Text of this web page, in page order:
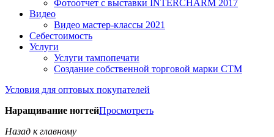
Фотоотчет с выставки INTERCHARM 2017
Видео
Видео мастер-классы 2021
Себестоимость
Услуги
Услуги тампопечати
Создание собственной торговой марки СТМ
Условия для оптовых покупателей
Наращивание ногтейПросмотреть
Назад к главному